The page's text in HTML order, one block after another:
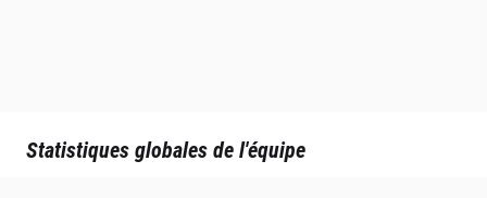
Statistiques globales de l'équipe